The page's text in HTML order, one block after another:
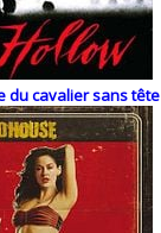
du cavalier sans tête